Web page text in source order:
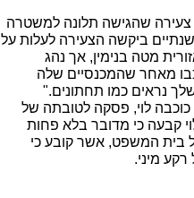
שהגישה תלונה למשטרה
ביקשה הצעירה לעלות על
מטה בנימין, אך נהג
מאחר שהמכנסיים שלה
נראים כמו תחתונים."
לוי, פסקה לטובתה של
קבעה כי מדובר בלא פחות
בית המשפט, אשר קובע כי
מיני.